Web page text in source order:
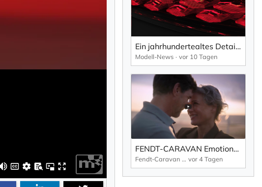
Ein jahrhundertealtes Detail, neu interpretiert für eine neue Generation.
Modell-News vor 10 Tagen
FENDT-CARAVAN Emotionen Film 2027
Fendt-Caravan GmbH vor 4 Tagen